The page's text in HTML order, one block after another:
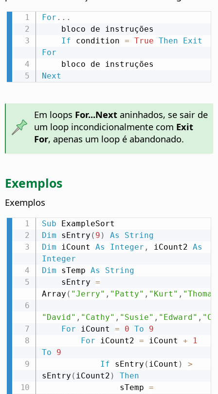
For . . .
If condition = True Then
Exit
For
Next
Em loops For...Nextaninhados, se sair de
um loop incondicionalmente com Exit
For, apenas um loop é abandonado.
Exemplos
Exemplos
Sub
Dim sEntry ( 9 ) As
String
Dim iCount As Integer , iCount2 As
Integer
Dim sTemp As
String
    sEntry
=
Array ( "Jerry" , "Patty" , "Kurt" ,
"David" , "Cathy" , "Susie" , "Edward" ,
For iCount = 0 To
9
For iCount2 = iCount +
1
To
9
If sEntry ( iCount )
>
sEntry ( iCount2 )
Then
                sTemp
=